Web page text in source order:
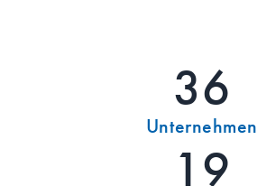
36
Unternehmen
19